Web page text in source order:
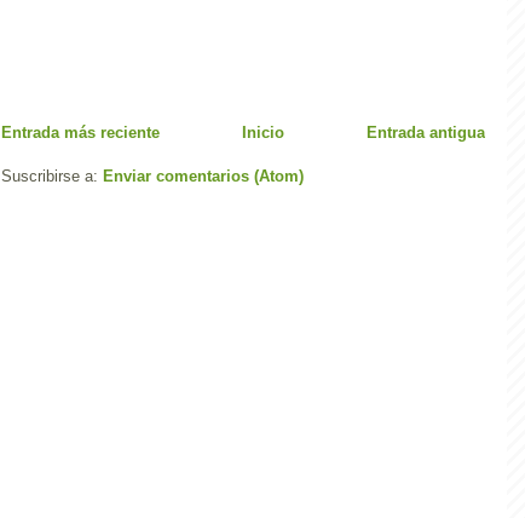
Entrada más reciente Entrada antigua
Inicio
Suscribirse a: Enviar comentarios (Atom)